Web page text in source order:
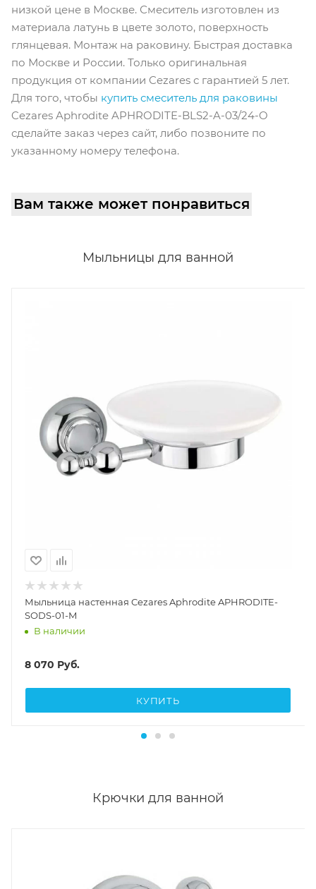
низкой цене в Москве. Смеситель изготовлен из
материала латунь в цвете золото, поверхность
глянцевая. Монтаж на раковину. Быстрая доставка
по Москве и России. Только оригинальная
продукция от компании Cezares с гарантией 5 лет.
Для того, чтобы купить смеситель для раковины
Cezares Aphrodite APHRODITE-BLS2-A-03/24-O
сделайте заказ через сайт, либо позвоните по
указанному номеру телефона.
Вам также может понравиться
Мыльницы для ванной
Мыльница настенная Cezares Aphrodite APHRODITE-
SODS-01-M
В наличии
8 070 Руб.
КУПИТЬ
Крючки для ванной